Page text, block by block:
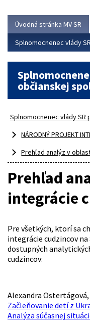
Úvodná stránka MV SR
Splnomocnenec vlády
občianskej
Splnomocnenec vlády
NÁRODNÝ PROJEKT
Prehľad analýz v
Prehľad
integrácie
Pre všetkých, ktorí sa
integrácie cudzincov
dostupných
cudzincov:
Alexandra Ostertágová,
Začleňovanie detí z
Analýza súčasnej